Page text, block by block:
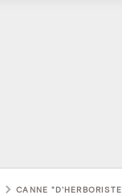
CANNE